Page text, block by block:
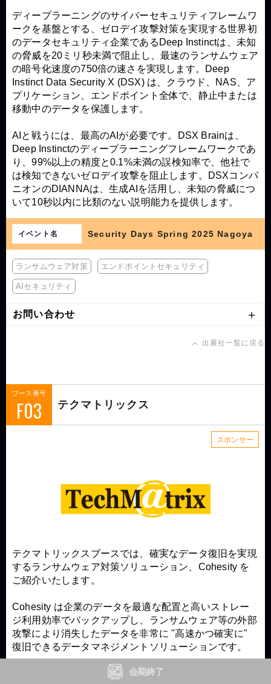
会期終了
ディープラーニングのサイバーセキュリティフレームワ
ークを基盤とする、ゼロデイ攻撃対策を実現する世界初
のデータセキュリティ企業であるDeep Instinctは、未知
の脅威を20ミリ秒未満で阻止し、最速のランサムウェア
の暗号化速度の750倍の速さを実現します。Deep
Instinct Data Security X (DSX) は、クラウド、NAS、ア
プリケーション、エンドポイント全体で、静止中または
移動中のデータを保護します。
AIと戦うには、最高のAIが必要です。DSX Brainは、
Deep Instinctのディープラーニングフレームワークであ
り、99%以上の精度と0.1%未満の誤検知率で、他社で
は検知できないゼロデイ攻撃を阻止します。DSXコンパ
ニオンのDIANNAは、生成AIを活用し、未知の脅威につ
いて10秒以内に比類のない説明能力を提供します。
イベント名 Security Days Spring 2025 Nagoya
ランサムウェア対策 エンドポイントセキュリティ
AIセキュリティ
お問い合わせ
出展社一覧に戻る
ブース番号
F03 テクマトリックス
スポンサー
テクマトリックスブースでは、確実なデータ復旧を実現
するランサムウェア対策ソリューション、Cohesity を
ご紹介いたします。
Cohesity は企業のデータを最適な配置と高いストレー
ジ利用効率でバックアップし、ランサムウェア等の外部
攻撃により消失したデータを非常に "高速かつ確実に"
復旧できるデータマネジメントソリューションです。
Security Days Spring 2025 Nagoya